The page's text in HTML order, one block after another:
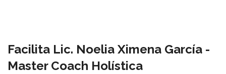
Facilita Lic. Noelia Ximena García -
Master Coach Holística